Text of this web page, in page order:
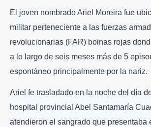
El joven nombrado Ariel Moreira fue
militar perteneciente a las fuerzas
revolucionarias (FAR) boinas rojas
a lo largo de seis meses más de 5
espontáneo principalmente por la nariz.
Ariel fe trasladado en la noche del día
hospital provincial Abel Santamaría
atendieron el sangrado que presentaba